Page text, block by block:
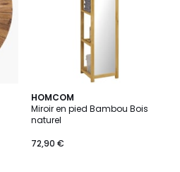
HOMCOM
Miroir en pied Bambou Bois
naturel
72,90 €